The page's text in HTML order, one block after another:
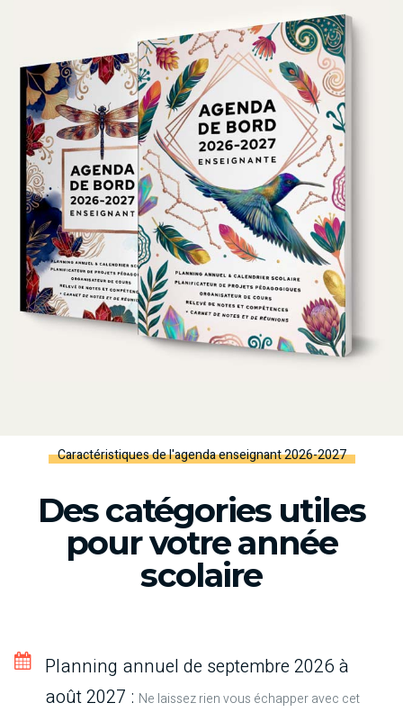
Caractéristiques de l'agenda enseignant 2026-2027
Des catégories utiles
pour votre année
scolaire
Planning annuel de septembre 2026 à
août 2027 : Ne laissez rien vous échapper avec cet